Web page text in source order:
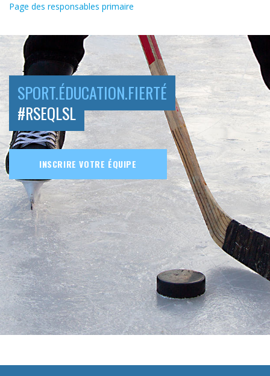
Page des responsables primaire
SPORT.ÉDUCATION.FIERTÉ
#RSEQLSL
INSCRIRE VOTRE ÉQUIPE